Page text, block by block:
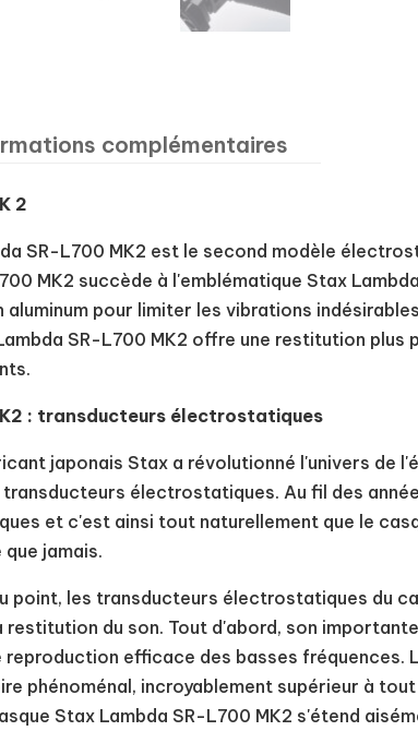
complémentaires
2
SR-L700 MK2 est le second modèle
MK2 succède à l'emblématique Stax
pour limiter les vibrations
SR-L700 MK2 offre une restitution plus
: transducteurs électrostatiques
japonais Stax a révolutionné l'univers de
transducteurs électrostatiques. Au fil des
et c'est ainsi tout naturellement que le
jamais.
point, les transducteurs électrostatiques du
du son. Tout d'abord, son
reproduction efficace des basses fréquences.
phénoménal, incroyablement supérieur à
Stax Lambda SR-L700 MK2 s'étend